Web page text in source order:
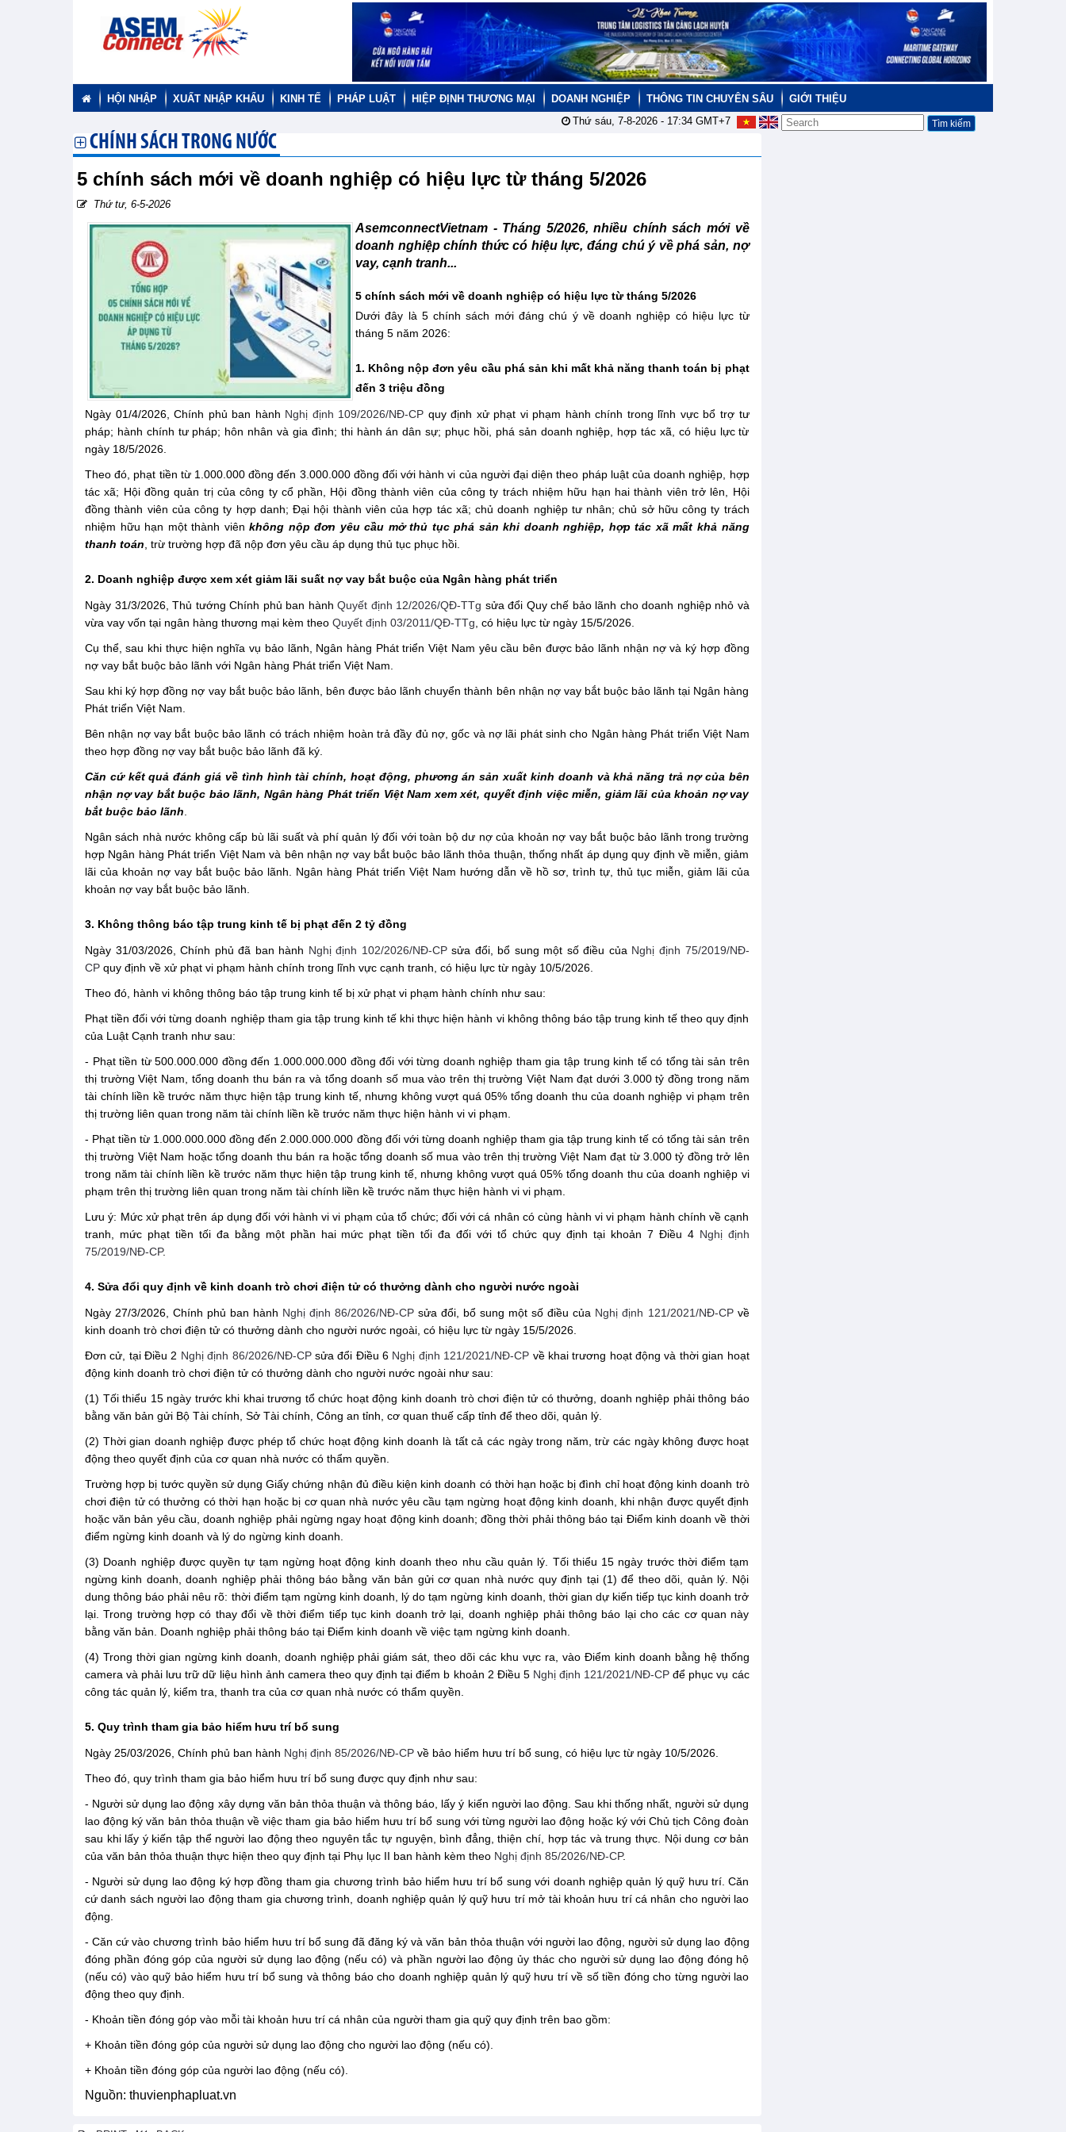
HỘI NHẬP XUẤT NHẬP KHẨU KINH TẾ PHÁP LUẬT HIỆP ĐỊNH THƯƠNG MẠI DOANH NGHIỆP THÔNG TIN CHUYÊN SÂU
GIỚI THIỆU
Thứ sáu, 7-8-2026 - 17:34GMT+7
CHÍNH SÁCH TRONG NƯỚC
5 chính sách mới về doanh nghiệp có hiệu lực từ tháng 5/2026
Thứ tư, 6-5-2026
AsemconnectVietnam - Tháng 5/2026, nhiều chính sách mới về
doanh nghiệp chính thức có hiệu lực, đáng chú ý về phá sản, nợ
vay, cạnh tranh...
5 chính sách mới về doanh nghiệp có hiệu lực từ tháng 5/2026
Dưới đây là 5 chính sách mới đáng chú ý về doanh nghiệp có hiệu lực từ
tháng 5 năm 2026:
1. Không nộp đơn yêu cầu phá sản khi mất khả năng thanh toán bị phạt
đến 3 triệu đồng
Ngày 01/4/2026, Chính phủ ban hành Nghị định 109/2026/NĐ-CP quy định xử phạt vi phạm hành chính trong lĩnh vực bổ trợ tư
pháp; hành chính tư pháp; hôn nhân và gia đình; thi hành án dân sự; phục hồi, phá sản doanh nghiệp, hợp tác xã, có hiệu lực từ
ngày 18/5/2026.
Theo đó, phạt tiền từ 1.000.000 đồng đến 3.000.000 đồng đối với hành vi của người đại diện theo pháp luật của doanh nghiệp, hợp
tác xã; Hội đồng quản trị của công ty cổ phần, Hội đồng thành viên của công ty trách nhiệm hữu hạn hai thành viên trở lên, Hội
đồng thành viên của công ty hợp danh; Đại hội thành viên của hợp tác xã; chủ doanh nghiệp tư nhân; chủ sở hữu công ty trách
nhiệm hữu hạn một thành viênkhông nộp đơn yêu cầu mở thủ tục phá sản khi doanh nghiệp, hợp tác xã mất khả năng
thanh toán , trừ trường hợp đã nộp đơn yêu cầu áp dụng thủ tục phục hồi.
2. Doanh nghiệp được xem xét giảm lãi suất nợ vay bắt buộc của Ngân hàng phát triển
Ngày 31/3/2026, Thủ tướng Chính phủ ban hành Quyết định 12/2026/QĐ-TTg sửa đổi Quy chế bảo lãnh cho doanh nghiệp nhỏ và
vừa vay vốn tại ngân hàng thương mại kèm theo Quyết định 03/2011/QĐ-TTg , có hiệu lực từ ngày 15/5/2026.
Cụ thể, sau khi thực hiện nghĩa vụ bảo lãnh, Ngân hàng Phát triển Việt Nam yêu cầu bên được bảo lãnh nhận nợ và ký hợp đồng
nợ vay bắt buộc bảo lãnh với Ngân hàng Phát triển Việt Nam.
Sau khi ký hợp đồng nợ vay bắt buộc bảo lãnh, bên được bảo lãnh chuyển thành bên nhận nợ vay bắt buộc bảo lãnh tại Ngân hàng
Phát triển Việt Nam.
Bên nhận nợ vay bắt buộc bảo lãnh có trách nhiệm hoàn trả đầy đủ nợ, gốc và nợ lãi phát sinh cho Ngân hàng Phát triển Việt Nam
theo hợp đồng nợ vay bắt buộc bảo lãnh đã ký.
Căn cứ kết quả đánh giá về tình hình tài chính, hoạt động, phương án sản xuất kinh doanh và khả năng trả nợ của bên
nhận nợ vay bắt buộc bảo lãnh, Ngân hàng Phát triển Việt Nam xem xét, quyết định việc miễn, giảm lãi của khoản nợ vay
bắt buộc bảo lãnh
Ngân sách nhà nước không cấp bù lãi suất và phí quản lý đối với toàn bộ dư nợ của khoản nợ vay bắt buộc bảo lãnh trong trường
hợp Ngân hàng Phát triển Việt Nam và bên nhận nợ vay bắt buộc bảo lãnh thỏa thuận, thống nhất áp dụng quy định về miễn, giảm
lãi của khoản nợ vay bắt buộc bảo lãnh. Ngân hàng Phát triển Việt Nam hướng dẫn về hồ sơ, trình tự, thủ tục miễn, giảm lãi của
khoản nợ vay bắt buộc bảo lãnh.
3. Không thông báo tập trung kinh tế bị phạt đến 2 tỷ đồng
Ngày 31/03/2026, Chính phủ đã ban hành Nghị định 102/2026/NĐ-CPsửa đổi, bổ sung một số điều của Nghị định 75/2019/NĐ-
CP quy định về xử phạt vi phạm hành chính trong lĩnh vực cạnh tranh, có hiệu lực từ ngày 10/5/2026.
Theo đó, hành vi không thông báo tập trung kinh tế bị xử phạt vi phạm hành chính như sau:
Phạt tiền đối với từng doanh nghiệp tham gia tập trung kinh tế khi thực hiện hành vi không thông báo tập trung kinh tế theo quy định
của Luật Cạnh tranh như sau:
- Phạt tiền từ 500.000.000 đồng đến 1.000.000.000 đồng đối với từng doanh nghiệp tham gia tập trung kinh tế có tổng tài sản trên
thị trường Việt Nam, tổng doanh thu bán ra và tổng doanh số mua vào trên thị trường Việt Nam đạt dưới 3.000 tỷ đồng trong năm
tài chính liền kề trước năm thực hiện tập trung kinh tế, nhưng không vượt quá 05% tổng doanh thu của doanh nghiệp vi phạm trên
thị trường liên quan trong năm tài chính liền kề trước năm thực hiện hành vi vi phạm.
- Phạt tiền từ 1.000.000.000 đồng đến 2.000.000.000 đồng đối với từng doanh nghiệp tham gia tập trung kinh tế có tổng tài sản trên
thị trường Việt Nam hoặc tổng doanh thu bán ra hoặc tổng doanh số mua vào trên thị trường Việt Nam đạt từ 3.000 tỷ đồng trở lên
trong năm tài chính liền kề trước năm thực hiện tập trung kinh tế, nhưng không vượt quá 05% tổng doanh thu của doanh nghiệp vi
phạm trên thị trường liên quan trong năm tài chính liền kề trước năm thực hiện hành vi vi phạm.
Lưu ý: Mức xử phạt trên áp dụng đối với hành vi vi phạm của tổ chức; đối với cá nhân có cùng hành vi vi phạm hành chính về cạnh
tranh, mức phạt tiền tối đa bằng một phần hai mức phạt tiền tối đa đối với tổ chức quy định tại khoản 7 Điều 4 Nghị định
75/2019/NĐ-CP.
4. Sửa đổi quy định về kinh doanh trò chơi điện tử có thưởng dành cho người nước ngoài
Ngày 27/3/2026, Chính phủ ban hành Nghị định 86/2026/NĐ-CP sửa đổi, bổ sung một số điều của Nghị định 121/2021/NĐ-CPvề
kinh doanh trò chơi điện tử có thưởng dành cho người nước ngoài, có hiệu lực từ ngày 15/5/2026.
Đơn cử, tại Điều 2 Nghị định 86/2026/NĐ-CPsửa đổi Điều 6 Nghị định 121/2021/NĐ-CP về khai trương hoạt động và thời gian hoạt
động kinh doanh trò chơi điện tử có thưởng dành cho người nước ngoài như sau:
(1) Tối thiểu 15 ngày trước khi khai trương tổ chức hoạt động kinh doanh trò chơi điện tử có thưởng, doanh nghiệp phải thông báo
bằng văn bản gửi Bộ Tài chính, Sở Tài chính, Công an tỉnh, cơ quan thuế cấp tỉnh để theo dõi, quản lý.
(2) Thời gian doanh nghiệp được phép tổ chức hoạt động kinh doanh là tất cả các ngày trong năm, trừ các ngày không được hoạt
động theo quyết định của cơ quan nhà nước có thẩm quyền.
Trường hợp bị tước quyền sử dụng Giấy chứng nhận đủ điều kiện kinh doanh có thời hạn hoặc bị đình chỉ hoạt động kinh doanh trò
chơi điện tử có thưởng có thời hạn hoặc bị cơ quan nhà nước yêu cầu tạm ngừng hoạt động kinh doanh, khi nhận được quyết định
hoặc văn bản yêu cầu, doanh nghiệp phải ngừng ngay hoạt động kinh doanh; đồng thời phải thông báo tại Điểm kinh doanh về thời
điểm ngừng kinh doanh và lý do ngừng kinh doanh.
(3) Doanh nghiệp được quyền tự tạm ngừng hoạt động kinh doanh theo nhu cầu quản lý. Tối thiểu 15 ngày trước thời điểm tạm
ngừng kinh doanh, doanh nghiệp phải thông báo bằng văn bản gửi cơ quan nhà nước quy định tại (1) để theo dõi, quản lý. Nội
dung thông báo phải nêu rõ: thời điểm tạm ngừng kinh doanh, lý do tạm ngừng kinh doanh, thời gian dự kiến tiếp tục kinh doanh trở
lại. Trong trường hợp có thay đổi về thời điểm tiếp tục kinh doanh trở lại, doanh nghiệp phải thông báo lại cho các cơ quan này
bằng văn bản. Doanh nghiệp phải thông báo tại Điểm kinh doanh về việc tạm ngừng kinh doanh.
(4) Trong thời gian ngừng kinh doanh, doanh nghiệp phải giám sát, theo dõi các khu vực ra, vào Điểm kinh doanh bằng hệ thống
camera và phải lưu trữ dữ liệu hình ảnh camera theo quy định tại điểm b khoản 2 Điều 5 Nghị định 121/2021/NĐ-CP để phục vụ các
công tác quản lý, kiểm tra, thanh tra của cơ quan nhà nước có thẩm quyền.
5. Quy trình tham gia bảo hiểm hưu trí bổ sung
Ngày 25/03/2026, Chính phủ ban hành Nghị định 85/2026/NĐ-CP về bảo hiểm hưu trí bổ sung, có hiệu lực từ ngày 10/5/2026.
Theo đó, quy trình tham gia bảo hiểm hưu trí bổ sung được quy định như sau:
- Người sử dụng lao động xây dựng văn bản thỏa thuận và thông báo, lấy ý kiến người lao động. Sau khi thống nhất, người sử dụng
lao động ký văn bản thỏa thuận về việc tham gia bảo hiểm hưu trí bổ sung với từng người lao động hoặc ký với Chủ tịch Công đoàn
sau khi lấy ý kiến tập thể người lao động theo nguyên tắc tự nguyện, bình đẳng, thiện chí, hợp tác và trung thực. Nội dung cơ bản
của văn bản thỏa thuận thực hiện theo quy định tại Phụ lục II ban hành kèm theo Nghị định 85/2026/NĐ-CP.
- Người sử dụng lao động ký hợp đồng tham gia chương trình bảo hiểm hưu trí bổ sung với doanh nghiệp quản lý quỹ hưu trí. Căn
cứ danh sách người lao động tham gia chương trình, doanh nghiệp quản lý quỹ hưu trí mở tài khoản hưu trí cá nhân cho người lao
động.
- Căn cứ vào chương trình bảo hiểm hưu trí bổ sung đã đăng ký và văn bản thỏa thuận với người lao động, người sử dụng lao động
đóng phần đóng góp của người sử dụng lao động (nếu có) và phần người lao động ủy thác cho người sử dụng lao động đóng hộ
(nếu có) vào quỹ bảo hiểm hưu trí bổ sung và thông báo cho doanh nghiệp quản lý quỹ hưu trí về số tiền đóng cho từng người lao
động theo quy định.
- Khoản tiền đóng góp vào mỗi tài khoản hưu trí cá nhân của người tham gia quỹ quy định trên bao gồm:
+ Khoản tiền đóng góp của người sử dụng lao động cho người lao động (nếu có).
+ Khoản tiền đóng góp của người lao động (nếu có).
Nguồn: thuvienphapluat.vn